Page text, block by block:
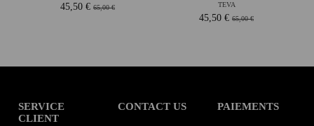
45,50 €65,00 € TEVA
45,50 €65,00 €
SERVICE
CLIENT
CONTACT US PAIEMENTS